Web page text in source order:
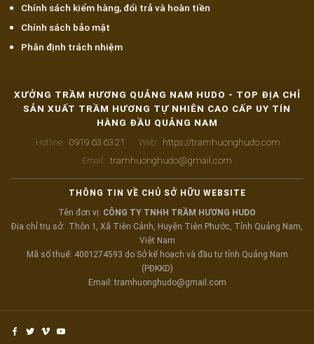
Chính sách kiểm hàng, đổi trả và hoàn tiền
Chính sách bảo mật
Phân định trách nhiệm
XƯỞNG TRẦM HƯƠNG QUẢNG NAM HUDO - TOP ĐỊA CHỈ
SẢN XUẤT TRẦM HƯƠNG TỰ NHIÊN CAO CẤP UY TÍN
HÀNG ĐẦU QUẢNG NAM
Hotline: 0919 63 63 21 Web: https://tramhuonghudo.com
Email: tramhuonghudo@gmail.com
THÔNG TIN VỀ CHỦ SỞ HỮU WEBSITE
Tên đơn vị: CÔNG TY TNHH TRẦM HƯƠNG HUDO
Địa chỉ trụ sở: Thôn 1, Xã Tiên Cảnh, Huyện Tiên Phước, Tỉnh Quảng Nam,
Việt Nam
Mã số thuế: 4001274593 do Sở kế hoạch và đầu tư tỉnh Quảng Nam
(PĐKKD)
Email: tramhuonghudo@gmail.com